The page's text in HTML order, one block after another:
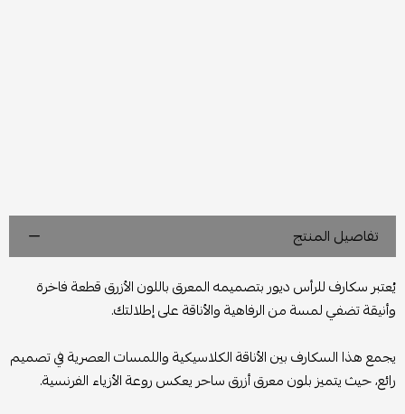
تفاصيل المنتج
يُعتبر سكارف للرأس ديور بتصميمه المعرق باللون الأزرق قطعة فاخرة
وأنيقة تضفي لمسة من الرفاهية والأناقة على إطلالتك.
يجمع هذا السكارف بين الأناقة الكلاسيكية واللمسات العصرية في تصميم
رائع، حيث يتميز بلون معرق أزرق ساحر يعكس روعة الأزياء الفرنسية.